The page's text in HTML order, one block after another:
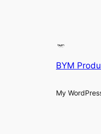
BYM
My